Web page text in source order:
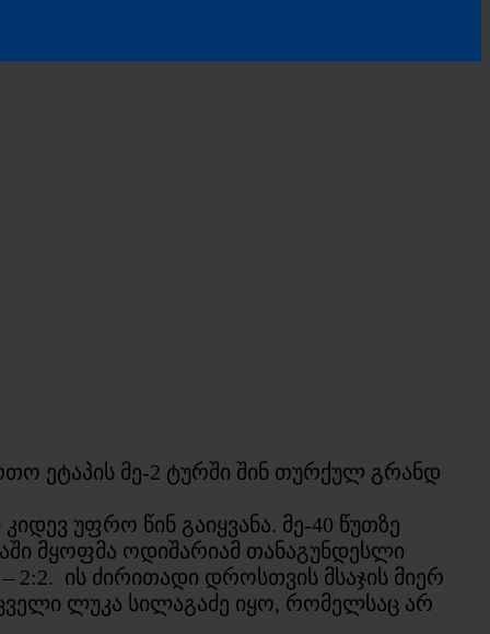
ეტაპის მე-2 ტურში შინ თურქულ გრანდ
უფრო წინ გაიყვანა. მე-40 წუთზე
მყოფმა ოდიშარიამ თანაგუნდესლი
2:2. ის ძირითადი დროსთვის მსაჯის მიერ
ლუკა სილაგაძე იყო, რომელსაც არ